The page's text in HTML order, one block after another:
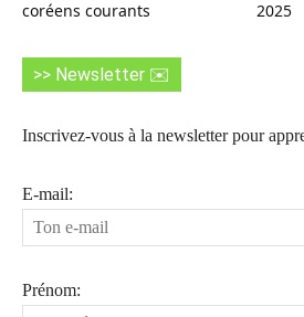
coréens courants
2025
>> Newsletter ✉️
Inscrivez-vous à la newsletter pour
E-mail:
Prénom: